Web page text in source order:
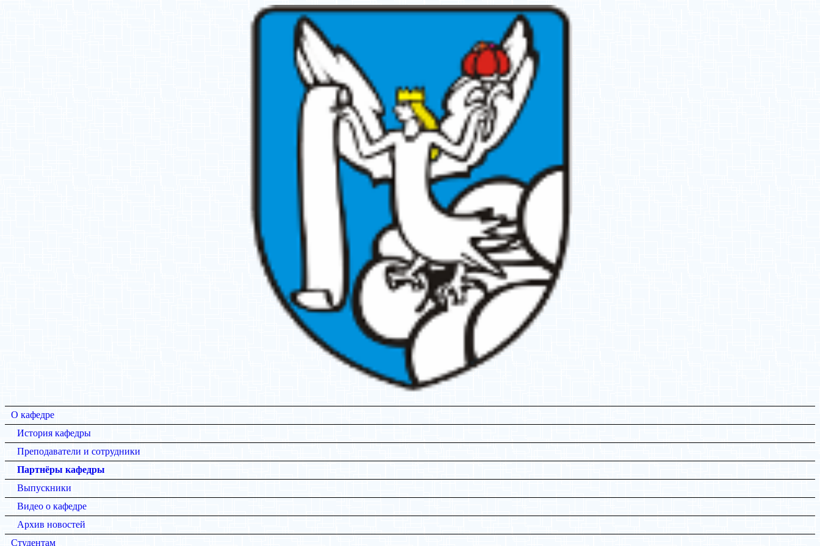
О кафедре
История кафедры
Преподаватели и сотрудники
Партнёры кафедры
Выпускники
Видео о кафедре
Архив новостей
Студентам